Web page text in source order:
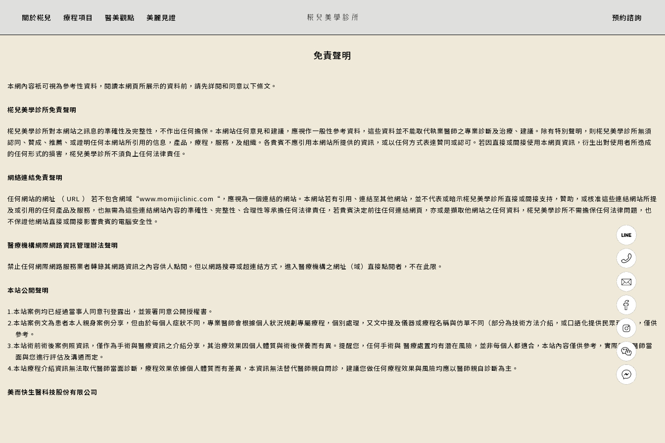
關於椛兒 療程項目 醫美觀點 美麗見證 預約諮詢
免責聲明
本網內容衹可視為參考性資料，閱讀本網頁所展示的資料前，請先詳閱和同意以下條文。
椛兒美學診所免責聲明
椛兒美學診所對本網站之訊息的準確性及完整性，不作出任何擔保。本網站任何意見和建議，應視作一般性參考資料，這些資料並不能取代執業醫師之專業診斷及治療、建議。除有特別聲明，則椛兒美學診所無須
認同、贊成、推薦、或證明任何本網站所引用的信息，產品，療程，服務，及組織。各貴賓不應引用本網站所提供的資訊，或以任何方式表達贊同或認可。若因直接或間接使用本網頁資訊，衍生出對使用者所造成
的任何形式的損害，椛兒美學診所不須負上任何法律責任。
網絡連結免責聲明
任何網站的網址 （ URL ） 若不包含網域“www.momijiclinic.com“，應視為一個連結的網站。本網站若有引用、連結至其他網站，並不代表或暗示椛兒美學診所直接或間接支持，贊助，或核准這些連結網站所提
及或引用的任何產品及服務，也無需為這些連結網站內容的準確性、完整性、合理性等承擔任何法律責任，若貴賓決定前往任何連結網頁，亦或是擷取他網站之任何資料，椛兒美學診所不需擔保任何法律問題，也
不保證他網站直接或間接影響貴賓的電腦安全性。
醫療機構網際網路資訊管理辦法聲明
禁止任何網際網路服務業者轉錄其網路資訊之內容供人點閱。但以網路搜尋或超連結方式，進入醫療機構之網址（域）直接點閱者，不在此限。
本站公開聲明
1.本站案例均已經過當事人同意刊登露出，並簽署同意公開授權書。
2.本站案例文為患者本人親身案例分享，但由於每個人症狀不同，專業醫師會根據個人狀況規劃專屬療程，個別處理，又文中提及儀器或療程名稱與仿單不同（部分為技術方法介紹，或口語化提供民眾理解），僅供
參考。
3.本站術前術後案例照資訊，僅作為手術與醫療資訊之介紹分享，其治療效果因個人體質與術後保養而有異。提醒您，任何手術與 醫療處置均有潛在風險，並非每個人都適合，本站內容僅供參考，實際須由醫師當
面與您進行評估及溝通而定。
4.本站療程介紹資訊無法取代醫師當面診斷，療程效果依據個人體質而有差異，本資訊無法替代醫師親自問診，建議您做任何療程效果與風險均應以醫師親自診斷為主。
美而快生醫科技股份有限公司